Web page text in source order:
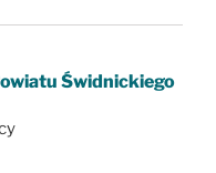
Świdnickiego